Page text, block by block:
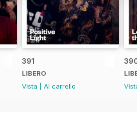
391
LIBERO
Vista
Al carrello